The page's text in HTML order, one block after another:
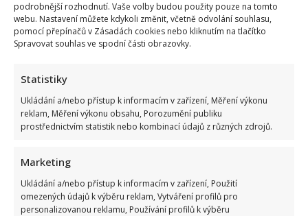
podrobnější rozhodnutí. Vaše volby budou použity pouze na tomto
webu. Nastavení můžete kdykoli změnit, včetně odvolání souhlasu,
pomocí přepínačů v Zásadách cookies nebo kliknutím na tlačítko
Spravovat souhlas ve spodní části obrazovky.
Statistiky
Ukládání a/nebo přístup k informacím v zařízení, Měření výkonu
reklam, Měření výkonu obsahu, Porozumění publiku
prostřednictvím statistik nebo kombinací údajů z různých zdrojů.
Marketing
Ukládání a/nebo přístup k informacím v zařízení, Použití
omezených údajů k výběru reklam, Vytváření profilů pro
personalizovanou reklamu, Používání profilů k výběru
Za
její
tělo
ji
zavalili
Eva Holubová ukázala výstavní figuru v plavkách:
Setkání „zoufalců“ Trumpa a Putina nemůže dostat z
Iveta Kohoutová
Je zajímavé, co může člověka povzbudit k fyzickému
pohybu. Eva Holubová se dostává do formy v lázních...